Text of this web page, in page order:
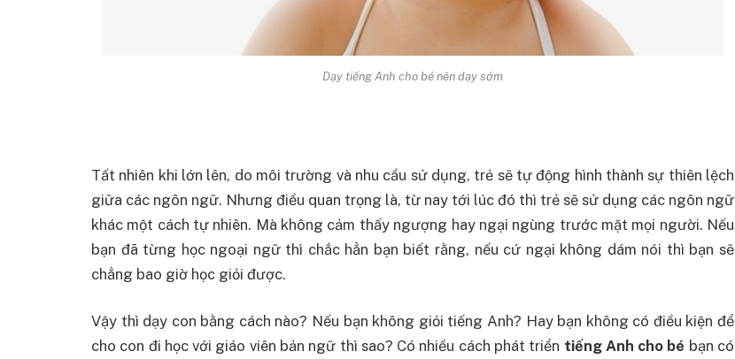
Dạy tiếng Anh cho bé nên dạy sớm
Tất nhiên khi lớn lên, do môi trường và nhu cầu sử dụng, trẻ sẽ tự động hình thành sự thiên lệch
giữa các ngôn ngữ. Nhưng điều quan trọng là, từ nay tới lúc đó thì trẻ sẽ sử dụng các ngôn ngữ
khác một cách tự nhiên. Mà không cảm thấy ngượng hay ngại ngùng trước mặt mọi người. Nếu
bạn đã từng học ngoại ngữ thì chắc hẳn bạn biết rằng, nếu cứ ngại không dám nói thì bạn sẽ
chẳng bao giờ học giỏi được.
Vậy thì dạy con bằng cách nào? Nếu bạn không giỏi tiếng Anh? Hay bạn không có điều kiện để
cho con đi học với giáo viên bản ngữ thì sao? Có nhiều cách phát triển tiếng Anh cho bé bạn có